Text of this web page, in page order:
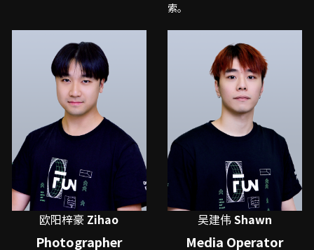
索。
欧阳梓豪 Zihao
Photographer
吴建伟 Shawn
Media Operator